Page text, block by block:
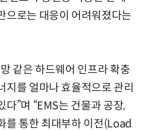
으로는 대응이 어려워졌다는
같은 하드웨어 인프라 확충
지를 얼마나 효율적으로 관리
”며 “EMS는 건물과 공장,
를 통한 최대부하 이전(Load